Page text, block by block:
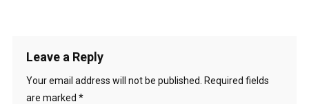
Leave a Reply
Your email address will not be published.
Required fields
are marked *